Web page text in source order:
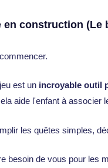
en construction (Le
est un incroyable outil
aide l'enfant à associer
les quêtes simples,
besoin de vous pour les